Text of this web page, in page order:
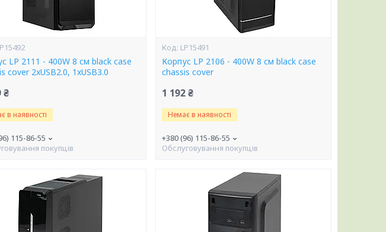
LP 2111 - 400W 8 см black case
cover 2xUSB2.0, 1xUSB3.0
₴
в наявності
115-86-55
покупців
LP15491
Корпус LP 2106 - 400W 8 см black case
chassis cover
1 192 ₴
Немає в наявності
+380 (96) 115-86-55
Обслуговування покупців